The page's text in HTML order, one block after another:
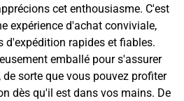
cet enthousiasme. C'est
expérience d'achat conviviale,
d'expédition rapides et fiables.
emballé pour s'assurer
sorte que vous pouvez profiter
dès qu'il est dans vos mains. De